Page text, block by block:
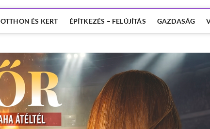
OTTHON ÉS KERT ÉPÍTKEZÉS – FELÚJÍTÁS GAZDASÁG